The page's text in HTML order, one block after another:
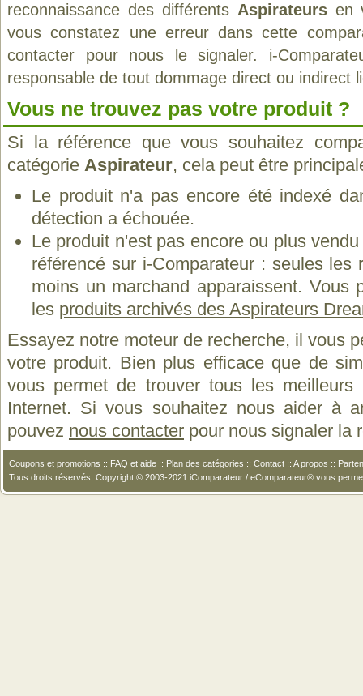
reconnaissance des différents Aspirateursen
vous constatez une erreur dans cette
contacter pour nous le signaler. i-
responsable de tout dommage direct ou indirect
Vous ne trouvez pas votre produit ?
Si la référence que vous souhaitez
catégorie Aspirateur, cela peut être
Le produit n'a pas encore été indexé
détection a échouée.
Le produit n'est pas encore ou plus
référencé sur i-Comparateur : seules les
moins un marchand apparaissent. Vous
les produits archivés des Aspirateurs
Essayez notre moteur de recherche, il vous
votre produit. Bien plus efficace que de
vous permet de trouver tous les
Internet. Si vous souhaitez nous aider à
pouvez nous contacter pour nous signaler la
Coupons et promotions :: FAQ et aide :: Plan des catégories :: Contact :: A propos ::
Tous droits réservés. Copyright © 2003-2021 iComparateur / eComparateur® vous